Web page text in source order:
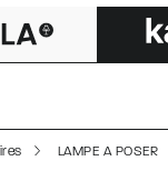
au contenu de la
LAMPE A POSER